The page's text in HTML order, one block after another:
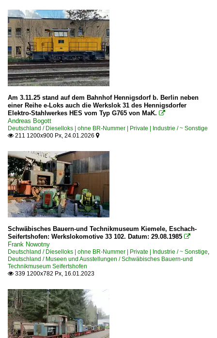
Am 3.11.25 stand auf dem Bahnhof Hennigsdorf b. Berlin neben
einer Reihe e-Loks auch die Werkslok 31 des Hennigsdorfer
Elektro-Stahlwerkes HES vom Typ G765 von MaK. 
Andreas Bogott
Deutschland / Dieselloks | ohne BR-Nummer | Private | Industrie / ~ Sonstige
 211 1200x900 Px, 24.01.2026 
Schwäbisches Bauern-und Technikmuseum Kiemele, Eschach-
Seifertshofen: Werkslokomotive 33 102. Datum: 29.08.1985 
Frank Nowotny
Deutschland / Dieselloks | ohne BR-Nummer | Private | Industrie / ~ Sonstige,
Deutschland / Museen und Ausstellungen / Schwäbisches Bauern-und
Technikmuseum Seifertshofen
 339 1200x782 Px, 16.01.2023